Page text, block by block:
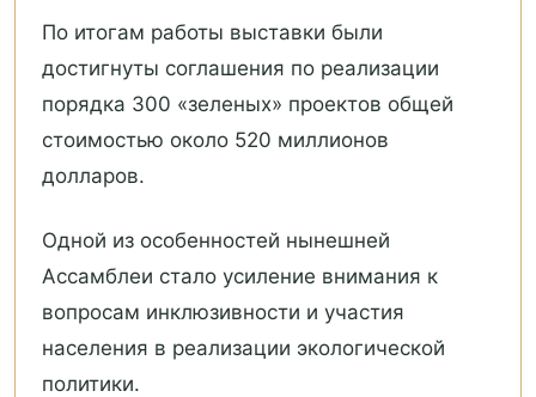
По итогам работы выставки были
достигнуты соглашения по реализации
порядка 300 «зеленых» проектов общей
стоимостью около 520 миллионов
долларов.
Одной из особенностей нынешней
Ассамблеи стало усиление внимания к
вопросам инклюзивности и участия
населения в реализации экологической
политики.